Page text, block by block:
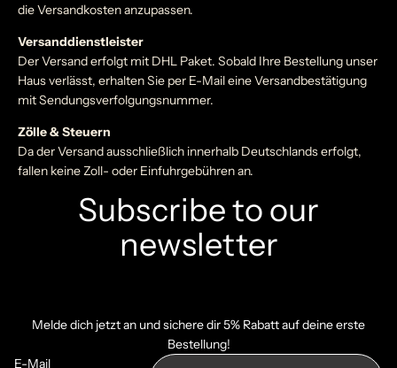
die Versandkosten anzupassen.
Versanddienstleister
Der Versand erfolgt mit DHL Paket. Sobald Ihre Bestellung unser
Haus verlässt, erhalten Sie per E-Mail eine Versandbestätigung
mit Sendungsverfolgungsnummer.
Zölle & Steuern
Da der Versand ausschließlich innerhalb Deutschlands erfolgt,
fallen keine Zoll- oder Einfuhrgebühren an.
Subscribe to our
newsletter
Melde dich jetzt an und sichere dir 5% Rabatt auf deine erste
Bestellung!
E-Mail
Datenschutzerklärung